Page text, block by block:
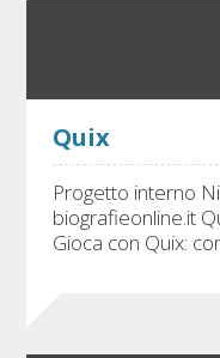
Quix
Progetto interno
biografieonline.it
Gioca con Quix: